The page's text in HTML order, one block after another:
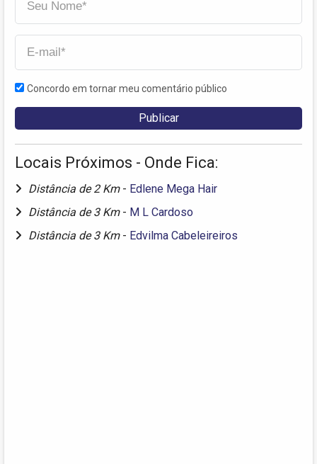
Concordo em tornar meu comentário público
Locais Próximos - Onde Fica:
Distância de 2 Km - Edlene Mega Hair
Distância de 3 Km - M L Cardoso
Distância de 3 Km - Edvilma Cabeleireiros